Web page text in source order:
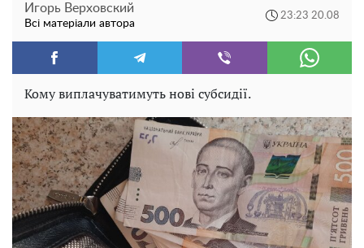
Игорь Верховский
Всі матеріали автора
23:23 20.08
Кому виплачуватимуть нові субсидії.